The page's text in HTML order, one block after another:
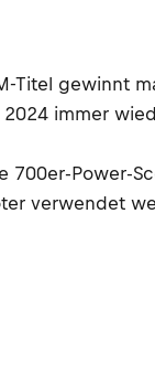
Titel gewinnt
immer
700er-Power-
verwendet